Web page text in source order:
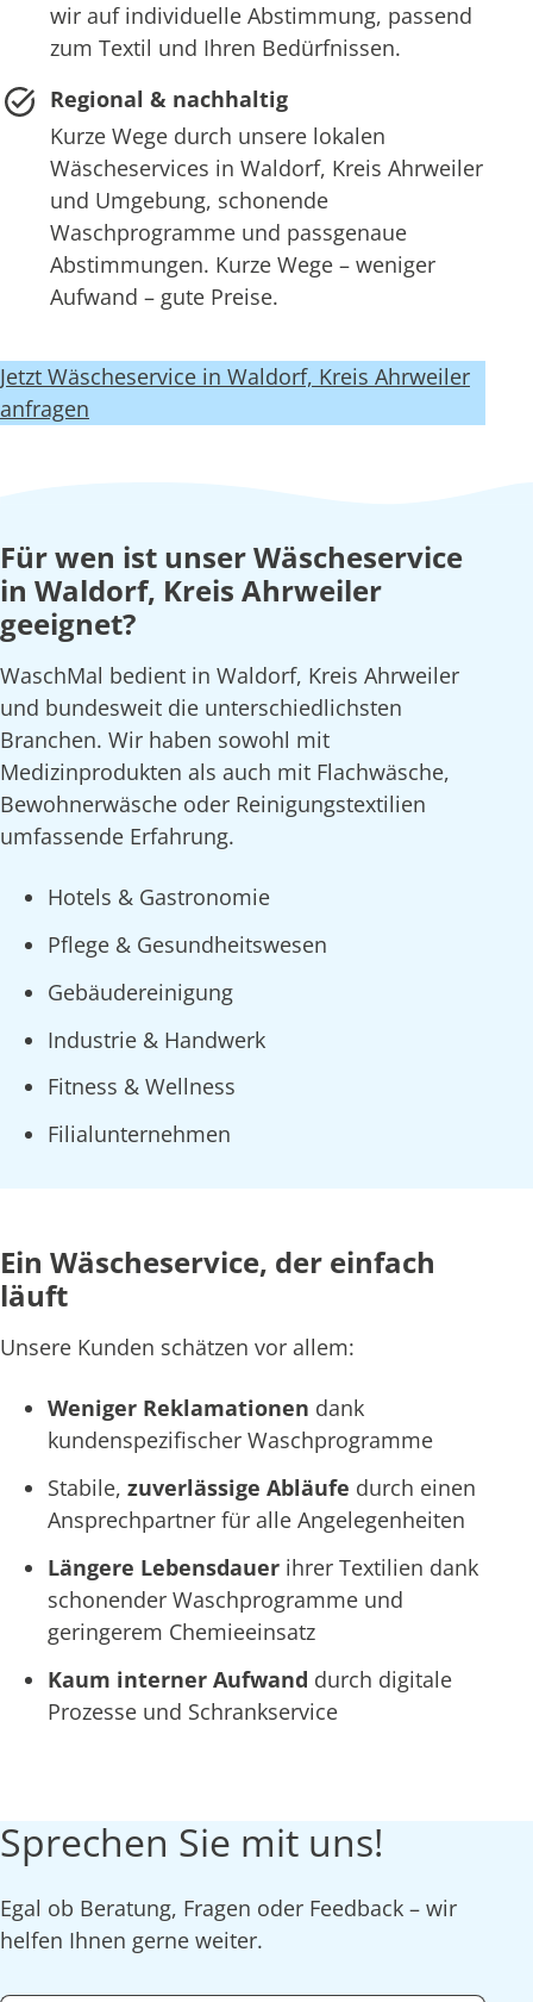
wir auf individuelle Abstimmung, passend
zum Textil und Ihren Bedürfnissen.
Regional & nachhaltig
Kurze Wege durch unsere lokalen
Wäscheservices in Waldorf, Kreis Ahrweiler
und Umgebung, schonende
Waschprogramme und passgenaue
Abstimmungen. Kurze Wege – weniger
Aufwand – gute Preise.
Jetzt Wäscheservice in Waldorf, Kreis Ahrweiler
anfragen
Für wen ist unser Wäscheservice
in Waldorf, Kreis Ahrweiler
geeignet?
WaschMal bedient in Waldorf, Kreis Ahrweiler
und bundesweit die unterschiedlichsten
Branchen. Wir haben sowohl mit
Medizinprodukten als auch mit Flachwäsche,
Bewohnerwäsche oder Reinigungstextilien
umfassende Erfahrung.
Hotels & Gastronomie
Pflege & Gesundheitswesen
Gebäudereinigung
Industrie & Handwerk
Fitness & Wellness
Filialunternehmen
Ein Wäscheservice, der einfach
läuft
Unsere Kunden schätzen vor allem:
Weniger Reklamationen dank
kundenspezifischer Waschprogramme
Stabile, zuverlässige Abläufe durch einen
Ansprechpartner für alle Angelegenheiten
Längere Lebensdauer ihrer Textilien dank
schonender Waschprogramme und
geringerem Chemieeinsatz
Kaum interner Aufwand durch digitale
Prozesse und Schrankservice
Sprechen Sie mit uns!
Egal ob Beratung, Fragen oder Feedback – wir
helfen Ihnen gerne weiter.